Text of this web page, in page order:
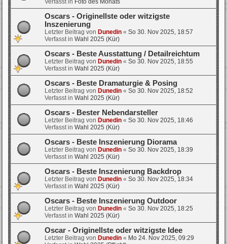
Verfasst in Foto des Monats
Oscars - Originellste oder witzigste
Inszenierung
Letzter Beitrag von Dunedin « So 30. Nov 2025, 18:57
Verfasst in Wahl 2025 (Kür)
Oscars - Beste Ausstattung / Detailreichtum
Letzter Beitrag von Dunedin « So 30. Nov 2025, 18:55
Verfasst in Wahl 2025 (Kür)
Oscars - Beste Dramaturgie & Posing
Letzter Beitrag von Dunedin « So 30. Nov 2025, 18:52
Verfasst in Wahl 2025 (Kür)
Oscars - Bester Nebendarsteller
Letzter Beitrag von Dunedin « So 30. Nov 2025, 18:46
Verfasst in Wahl 2025 (Kür)
Oscars - Beste Inszenierung Diorama
Letzter Beitrag von Dunedin « So 30. Nov 2025, 18:39
Verfasst in Wahl 2025 (Kür)
Oscars - Beste Inszenierung Backdrop
Letzter Beitrag von Dunedin « So 30. Nov 2025, 18:34
Verfasst in Wahl 2025 (Kür)
Oscars - Beste Inszenierung Outdoor
Letzter Beitrag von Dunedin « So 30. Nov 2025, 18:25
Verfasst in Wahl 2025 (Kür)
Oscar - Originellste oder witzigste Idee
Letzter Beitrag von Dunedin « Mo 24. Nov 2025, 09:29